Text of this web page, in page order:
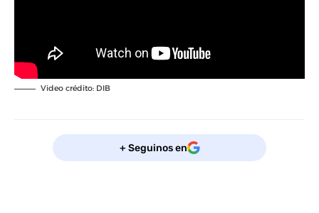
Video crédito: DIB
+ Seguinos en